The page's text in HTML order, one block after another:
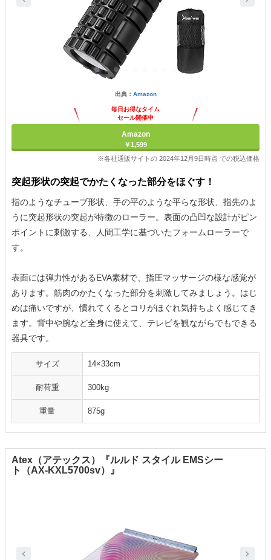
出典： Amazon
毎日お得なタイム
セール開催中
Amazon
￥1,599
※各社通販サイトの 2024年12月9日時点 での税込価格
突起形状の突起でかたくなった部分をほぐす！
指のようなチューブ形状、手の平のような平らな形状、指先のよ
うに突起形状の突起が特徴のローラー。表面の凸凹な設計がピン
ポイントに刺激する、人間工学に基づいたフォームローラーで
す。
表面には弾力性があるEVA素材で、指圧マッサージの様な感覚が
あります。筋肉のかたくなった部分を刺激してみましょう。はじ
めは痛いですが、慣れてくるとコリがほぐれ気持ちよく感じてき
ます。背中や腕など全身に使えて、テレビを観ながらでもできる
器具です。
サイズ 14×33cm
耐荷重 300kg
重量 875g
Atex（アテックス）『ルルド スタイル EMSシー
ト（AX-KXL5700sv）』